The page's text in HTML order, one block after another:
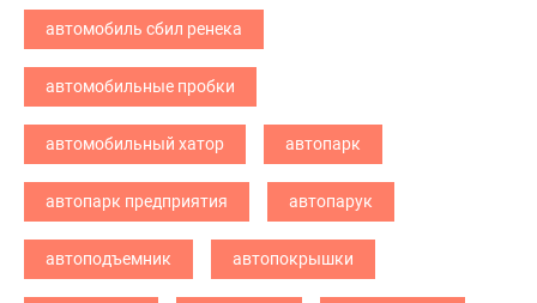
автомобиль сбил ренека
автомобильные пробки
автомобильный хатор автопарк
автопарк предприятия автопарук
автоподъемник автопокрышки